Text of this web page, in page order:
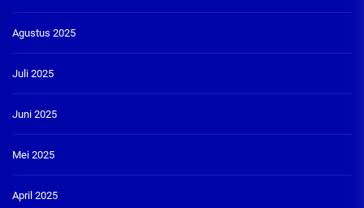
Agustus 2025
Juli 2025
Juni 2025
Mei 2025
April 2025